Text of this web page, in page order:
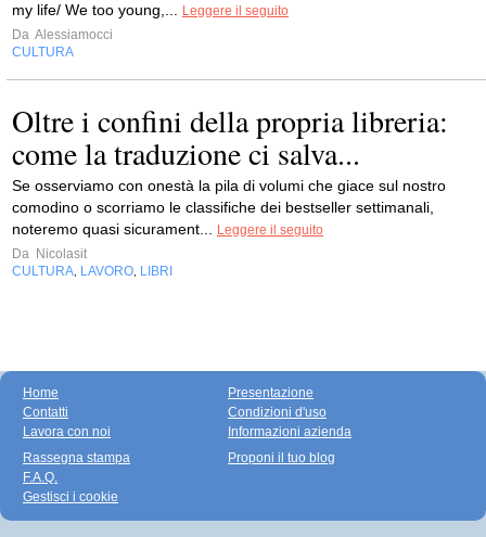
my life/ We too young,...
Leggere il seguito
Da Alessiamocci
CULTURA
Oltre i confini della propria libreria:
come la traduzione ci salva...
Se osserviamo con onestà la pila di volumi che giace sul nostro
comodino o scorriamo le classifiche dei bestseller settimanali,
noteremo quasi sicurament...
Leggere il seguito
Da Nicolasit
CULTURA LAVORO LIBRI
Home
Contatti
Lavora con noi
Presentazione
Condizioni d'uso
Informazioni azienda
Rassegna stampa
F.A.Q.
Gestisci i cookie
Proponi il tuo blog